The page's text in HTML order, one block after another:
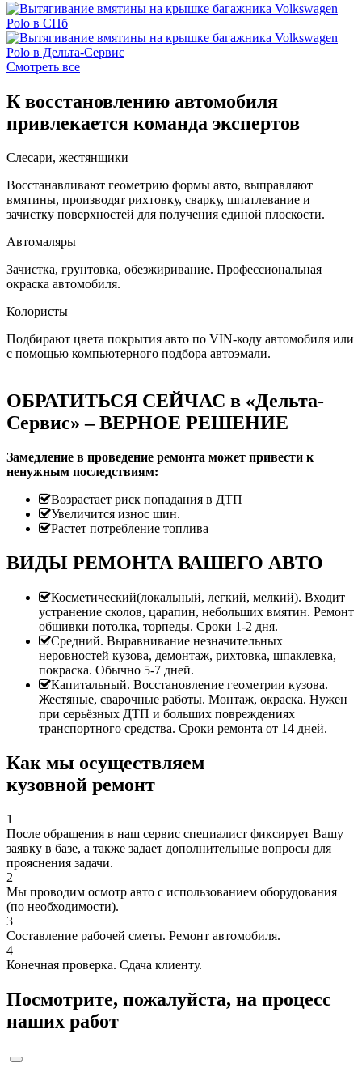
Смотреть все
К восстановлению автомобиля
привлекается команда экспертов
Слесари, жестянщики
Восстанавливают геометрию формы авто, выправляют
вмятины, производят рихтовку, сварку, шпатлевание и
зачистку поверхностей для получения единой плоскости.
Автомаляры
Зачистка, грунтовка, обезжиривание. Профессиональная
окраска автомобиля.
Колористы
Подбирают цвета покрытия авто по VIN-коду автомобиля или
с помощью компьютерного подбора автоэмали.
ОБРАТИТЬСЯ СЕЙЧАС в «Дельта-
Сервис» – ВЕРНОЕ РЕШЕНИЕ
Замедление в проведение ремонта может привести к
ненужным последствиям:
Возрастает риск попадания в ДТП
Увеличится износ шин.
Растет потребление топлива
ВИДЫ РЕМОНТА ВАШЕГО АВТО
Косметический(локальный, легкий, мелкий). Входит
устранение сколов, царапин, небольших вмятин. Ремонт
обшивки потолка, торпеды. Сроки 1-2 дня.
Средний. Выравнивание незначительных
неровностей кузова, демонтаж, рихтовка, шпаклевка,
покраска. Обычно 5-7 дней.
Капитальный. Восстановление геометрии кузова.
Жестяные, сварочные работы. Монтаж, окраска. Нужен
при серьёзных ДТП и больших повреждениях
транспортного средства. Сроки ремонта от 14 дней.
Как мы осуществляем
кузовной ремонт
1
После обращения в наш сервис специалист фиксирует Вашу
заявку в базе, а также задает дополнительные вопросы для
прояснения задачи.
2
Мы проводим осмотр авто с использованием оборудования
(по необходимости).
3
Составление рабочей сметы. Ремонт автомобиля.
4
Конечная проверка. Сдача клиенту.
Посмотрите, пожалуйста, на процесс
наших работ